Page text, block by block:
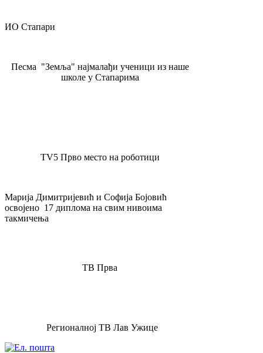
ИО Стапари
Песма "Земља" најмалађи ученици из наше
школе у Стапарима
TV5 Прво место на роботици
Марија Димитријевић и Софија Бојовић
освојено 17 диплома на свим нивоима
такмичења
ТВ Прва
Регионалној ТВ Лав Ужице